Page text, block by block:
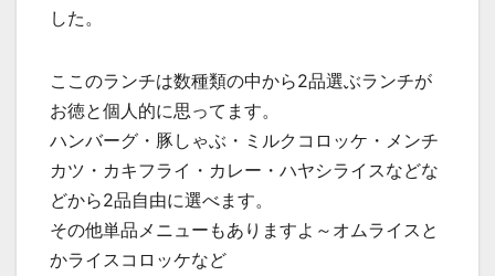
した。
ここのランチは数種類の中から2品選ぶランチが
お徳と個人的に思ってます。
ハンバーグ・豚しゃぶ・ミルクコロッケ・メンチ
カツ・カキフライ・カレー・ハヤシライスなどな
どから2品自由に選べます。
その他単品メニューもありますよ～オムライスと
かライスコロッケなど